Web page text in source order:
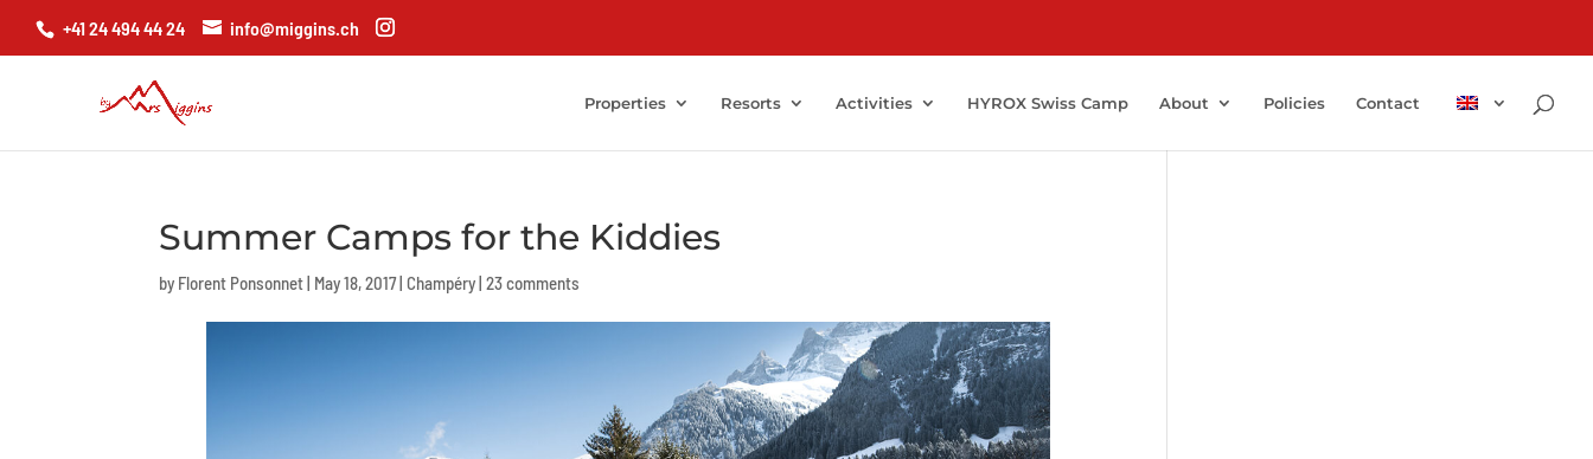
+41 24 494 44 24 info@miggins.ch
Properties Resorts Activities HYROX Swiss Camp About Policies Contact
Summer Camps for the Kiddies
by Florent Ponsonnet| May 18, 2017|Champéry|23 comments